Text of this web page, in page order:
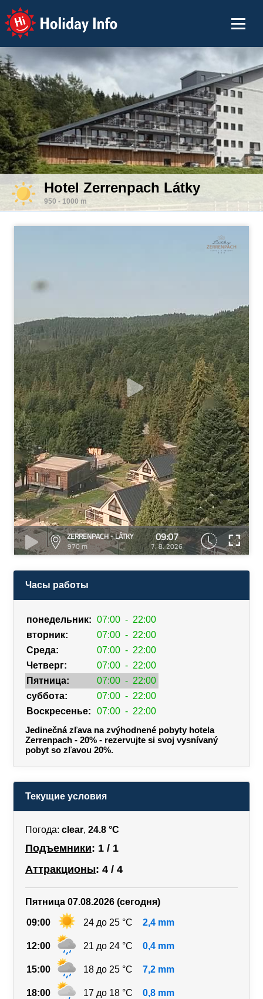
Holiday Info
Hotel Zerrenpach Látky
950 - 1000 m
ZERRENPACH - LÁTKY
970 m
09:07
7. 8. 2026
Часы работы
понедельник: 07:00 - 22:00
вторник:
07:00 - 22:00
Среда:
07:00 - 22:00
Четверг:
07:00 - 22:00
Пятница:
07:00 - 22:00
суббота:
07:00 - 22:00
Воскресенье:
07:00 - 22:00
Jedinečná zľava na zvýhodnené pobyty hotela
Zerrenpach - 20% - rezervujte si svoj vysnívaný
pobyt so zľavou 20%.
Текущие условия
Погода: clear, 24.8 °C
Подъемники: 1 / 1
Аттракционы: 4 / 4
Пятница 07.08.2026 (сегодня)
09:00 24 до 25 °C 2,4 mm
12:00 21 до 24 °C 0,4 mm
15:00 18 до 25 °C 7,2 mm
18:00 17 до 18 °C 0,8 mm